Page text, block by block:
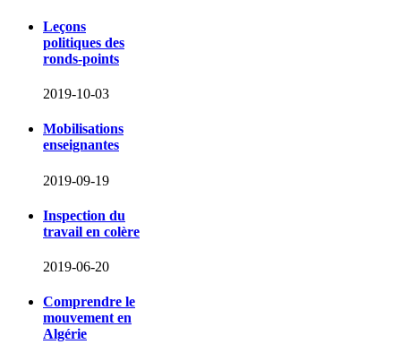
Leçons
politiques des
ronds-points
2019-10-03
Mobilisations
enseignantes
2019-09-19
Inspection du
travail en colère
2019-06-20
Comprendre le
mouvement en
Algérie